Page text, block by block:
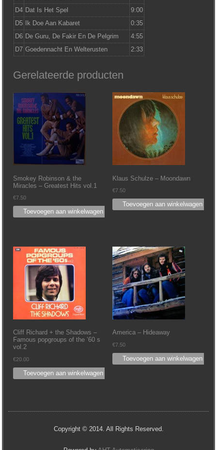
D4 Dat Is Het Spel
9:00
D5
Ik Doe Aan Kabaret
0:35
D6 De Guru, De Fakir En De Pelgrim
4:55
D7 Goedennacht En Welterusten 2:33
Gerelateerde producten
Smokey Robinson & the
Miracles – Greatest Hits vol.1
€7.50
Toevoegen aan winkelwagen
Klaus Schulze – Moondawn
€7.50
Toevoegen aan winkelwagen
Cliff Richard + the Shadows –
Famous popgroups of the ’60 s
vol.2
€20.00
Toevoegen aan winkelwagen
America – Hideaway
€7.50
Toevoegen aan winkelwagen
Copyright © 2014. All Rights Reserved.